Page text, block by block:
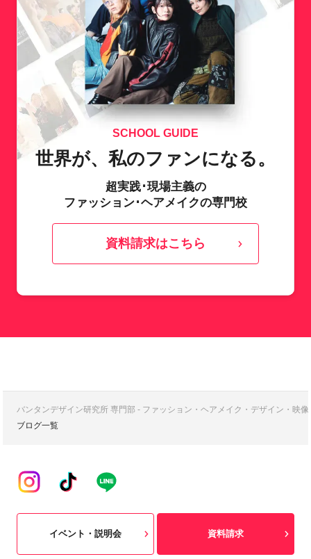
SCHOOL GUIDE
世界が、私のファンになる。
超実践･現場主義の
ファッション･ヘアメイクの専門校
資料請求はこちら
バンタンデザイン研究所 専門部 - ファッション・ヘアメイク・デザイン・映
ブログ一覧
イベント・説明会 資料請求